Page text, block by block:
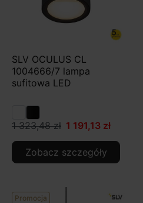
SLV OCULUS CL
1004666/7 lampa
sufitowa LED
1 323,48 zł 1 191,13 zł
Zobacz szczegóły
Promocja